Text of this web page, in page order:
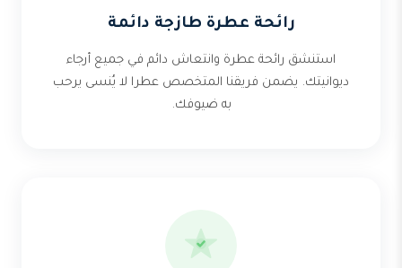
رائحة عطرة طازجة دائمة
استنشق رائحة عطرة وانتعاش دائم في جميع أرجاء
ديوانيتك. يضمن فريقنا المتخصص عطرا لا يُنسى يرحب
به ضيوفك.